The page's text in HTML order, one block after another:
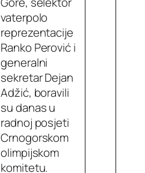
vaterpolo
reprezentacije
Ranko Perović i
generalni
sekretar Dejan
Adžić, boravili
su danas u
radnoj posjeti
Crnogorskom
olimpijskom
komitetu.